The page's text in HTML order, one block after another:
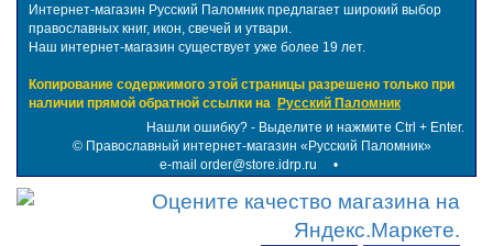
Интернет-магазин Русский Паломник предлагает широкий выбор
православных книг, икон, свечей и утвари.
Наш интернет-магазин существует уже более 19 лет.
Копирование содержимого этой страницы разрешено только при
наличии прямой обратной ссылки на Русский Паломник
Нашли ошибку? - Выделите и нажмите Ctrl + Enter.
© Православный интернет-магазин «Русский Паломник»
e-mail order@store.idrp.ru •